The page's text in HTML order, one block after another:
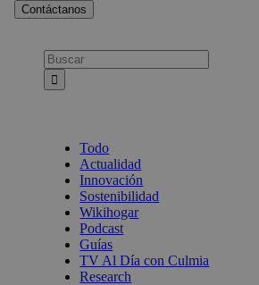
Busca:
Todo
Actualidad
Innovación
Sostenibilidad
Wikihogar
Podcast
Guías
TV Al Día con Culmia
Research